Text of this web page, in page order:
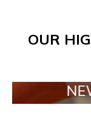
OUR
NEW IN